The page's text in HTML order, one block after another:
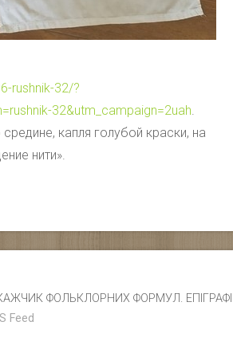
rushnik-32/?
32&utm_campaign=2uah.
капля голубой краски, на
нити».
ФОЛЬКЛОРНИХ ФОРМУЛ.
Feed